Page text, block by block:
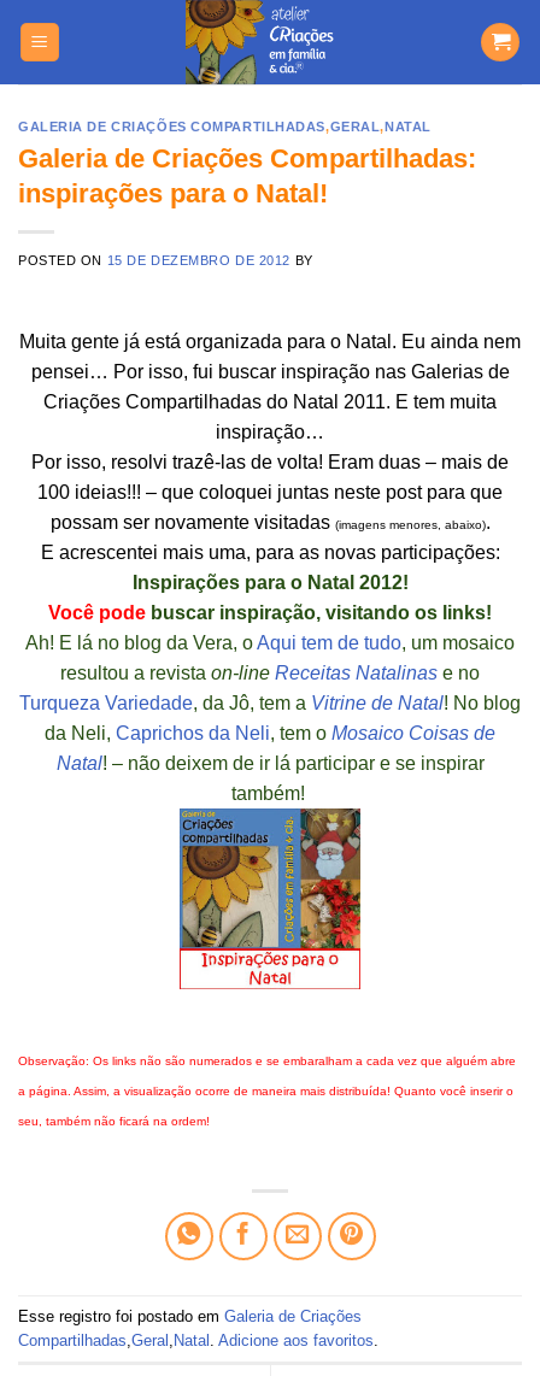
GALERIA DE CRIAÇÕES COMPARTILHADAS,GERAL,NATAL
Galeria de Criações Compartilhadas:
inspirações para o Natal!
POSTED ON 15 DE DEZEMBRO DE 2012 BY
Muita gente já está organizada para o Natal. Eu ainda nem
pensei… Por isso, fui buscar inspiração nas Galerias de
Criações Compartilhadas do Natal 2011. E tem muita
inspiração…
Por isso, resolvi trazê-las de volta! Eram duas – mais de
100 ideias!!! – que coloquei juntas neste post para que
possam ser novamente visitadas (imagens menores, abaixo).
E acrescentei mais uma, para as novas participações:
Inspirações para o Natal 2012!
Você pode buscar inspiração, visitando os links!
Ah! E lá no blog da Vera, oAqui tem de tudo, um mosaico
resultou a revista on-line Receitas Natalinas e no
Turqueza Variedade, da Jô, tem a Vitrine de Natal! No blog
da Neli, Caprichos da Neli, tem o Mosaico Coisas de
Natal! – não deixem de ir lá participar e se inspirar
também!
Observação: Os links não são numerados e se embaralham a cada vez que alguém abre
a página. Assim, a visualização ocorre de maneira mais distribuída! Quanto você inserir o
seu, também não ficará na ordem!
Esse registro foi postado em Galeria de Criações
Compartilhadas Geral Natal Adicione aos favoritos